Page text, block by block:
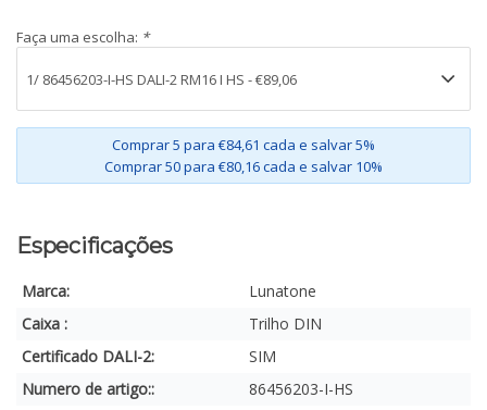
Faça uma escolha: *
Comprar 5 para €84,61 cada e salvar 5%
Comprar 50 para €80,16 cada e salvar 10%
Especificações
Marca:
Lunatone
Caixa :
Trilho DIN
Certificado DALI-2:
SIM
Numero de artigo::
86456203-I-HS